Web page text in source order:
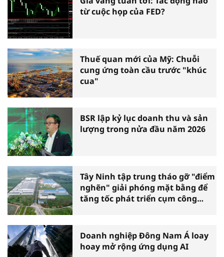
từ cuộc họp của FED?
Thuế quan mới của Mỹ: Chuỗi
cung ứng toàn cầu trước "khúc
cua"
BSR lập kỷ lục doanh thu và sản
lượng trong nửa đầu năm 2026
Tây Ninh tập trung tháo gỡ "điểm
nghẽn" giải phóng mặt bằng để
tăng tốc phát triển cụm công
Doanh nghiệp Đông Nam Á loay
hoay mở rộng ứng dụng AI